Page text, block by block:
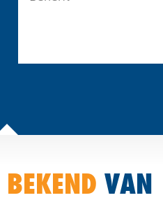
BEKEND VAN